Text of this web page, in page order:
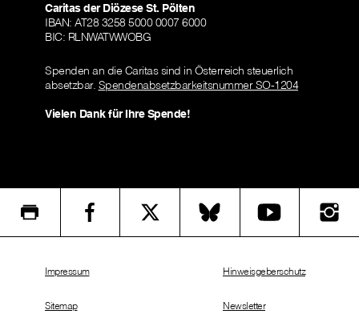
Caritas der Diözese St. Pölten
IBAN: AT28 3258 5000 0007 6000
BIC: RLNWATWWOBG
Spenden an die Caritas sind in Österreich steuerlich
absetzbar. Spendenabsetzbarkeitsnummer SO-1204
Vielen Dank für Ihre Spende!
Impressum
Sitemap
Hinweisgeberschutz
Newsletter